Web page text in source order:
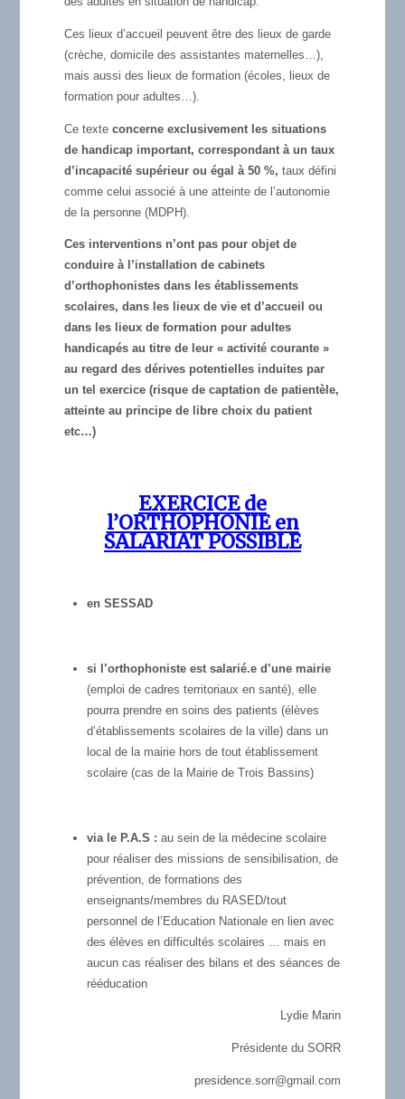
Ces lieux d’accueil peuvent être des lieux de garde
(crèche, domicile des assistantes maternelles…),
mais aussi des lieux de formation (écoles, lieux de
formation pour adultes…).
Ce texte concerne exclusivement les situations
de handicap important, correspondant à un taux
d’incapacité supérieur ou égal à 50 %, taux défini
comme celui associé à une atteinte de l’autonomie
de la personne (MDPH).
Ces interventions n’ont pas pour objet de
conduire à l’installation de cabinets
d’orthophonistes dans les établissements
scolaires, dans les lieux de vie et d’accueil ou
dans les lieux de formation pour adultes
handicapés au titre de leur « activité courante »
au regard des dérives potentielles induites par
un tel exercice (risque de captation de patientèle,
atteinte au principe de libre choix du patient
etc…)
EXERCICE de
l’ORTHOPHONIE en
SALARIAT POSSIBLE
en SESSAD
si l’orthophoniste est salarié.e d’une mairie
(emploi de cadres territoriaux en santé), elle
pourra prendre en soins des patients (élèves
d’établissements scolaires de la ville) dans un
local de la mairie hors de tout établissement
scolaire (cas de la Mairie de Trois Bassins)
via le P.A.S : au sein de la médecine scolaire
pour réaliser des missions de sensibilisation, de
prévention, de formations des
enseignants/membres du RASED/tout
personnel de l’Education Nationale en lien avec
des élèves en difficultés scolaires … mais en
aucun cas réaliser des bilans et des séances de
rééducation
Lydie Marin
Présidente du SORR
presidence.sorr@gmail.com